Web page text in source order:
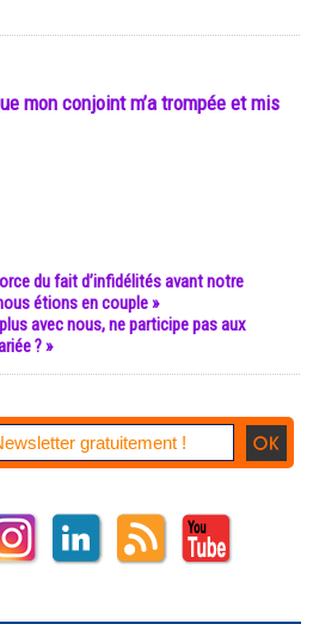
mon conjoint m’a trompée et mis
du fait d’infidélités avant notre
étions en couple »
avec nous, ne participe pas aux
? »